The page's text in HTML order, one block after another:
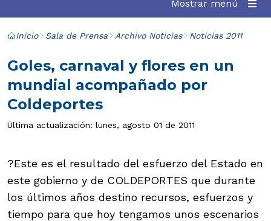
Mostrar menú
Inicio Sala de Prensa Archivo Noticias Noticias 2011
Goles, carnaval y flores en un
mundial acompañado por
Coldeportes
Última actualización: lunes, agosto 01 de 2011
?Este es el resultado del esfuerzo del Estado en
este gobierno y de COLDEPORTES que durante
los últimos años destino recursos, esfuerzos y
tiempo para que hoy tengamos unos escenarios